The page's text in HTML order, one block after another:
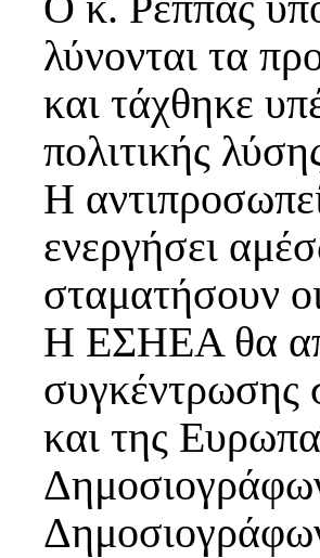
λύνονται τα
και τάχθηκε
πολιτικής
Η
ενεργήσει
σταματήσουν
Η ΕΣΗΕΑ θα
συγκέντρωσης
και της